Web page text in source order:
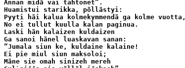
Annan midä vai tahtonet”.
Huamistui starikka, pöllästyi:
Pyyti häi kalua kolmekymmendä ga kolme vuotta,
No ei tullut kuulla kalan paginua.
Laski hän kalaizen kuldaizen
Ga sanoi hänel luaskavan sanan:
“Jumala siun ke, kuldaine kalaine!
Ei pie miul siun maksoloi;
Mäne sie omah sinizeh mereh